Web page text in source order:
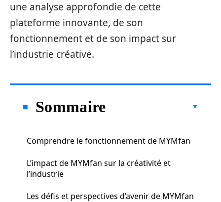
une analyse approfondie de cette
plateforme innovante, de son
fonctionnement et de son impact sur
l’industrie créative.
Sommaire
Comprendre le fonctionnement de MYMfan
L’impact de MYMfan sur la créativité et
l’industrie
Les défis et perspectives d’avenir de MYMfan